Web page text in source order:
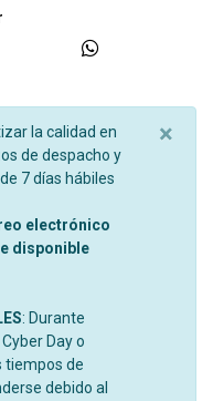
la calidad en
de despacho y
7 días hábiles
electrónico
disponible
: Durante
Day o
tiempos de
debido al
×